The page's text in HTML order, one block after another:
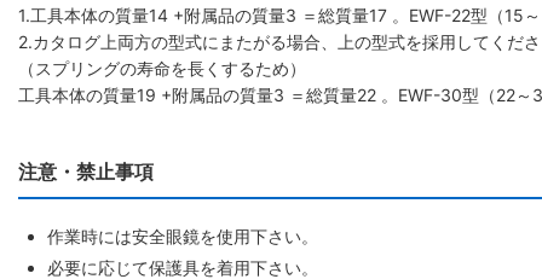
1.工具本体の質量14 +附属品の質量3 ＝総質量17 。EWF-22型（15
2.カタログ上両方の型式にまたがる場合、上の型式を採用してくだ
（スプリングの寿命を長くするため）
工具本体の質量19 +附属品の質量3 ＝総質量22 。EWF-30型（22～
注意・禁止事項
作業時には安全眼鏡を使用下さい。
必要に応じて保護具を着用下さい。